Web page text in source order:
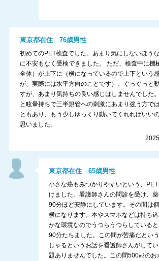
東京都在住 76歳男性
初めてのPET検査でした。あまり気にしないほう
に不安もなく受検できました。 ただ、検査中に機
全体）が上下に（横になっているので上下という
が、実際には水平方向のことです）、ぐっぐっと
すが、あまり気持ちの良い感じはしませんでした
と眩暈持ちで三半規管への刺激にあまり強う方で
ともあり、もう少しゆっくり動いてくれればいい
思いました。
東京都在住65歳男性
小さな癌もみつかりやすいという、
けました。看護師さんの問診を受け、
90分ほど安静にしています。その間は
横になります。本やスマホなどは持ち
かな環境なのでうつらうつらしている
90分たちました。この間が苦痛だとい
しゃるというお話を看護師さんがして
題ありませんでした。この間500㎖のお